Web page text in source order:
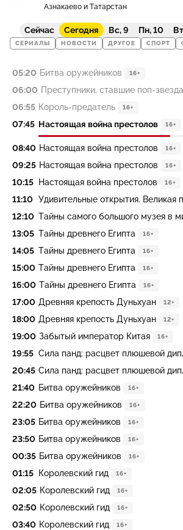
Азнакаево и Татарстан
Сейчас Сегодня Вс, 9 Пн, 10
СЕРИАЛЫ НОВОСТИ ДРУГОЕ СПОРТ
05:20 Битва оружейников 16+
06:00 Преступники, ставшие поп-
06:55 Король-предатель 16+
07:45 Настоящая война престолов 16+
08:40 Настоящая война престолов 16+
09:25 Настоящая война престолов 16+
10:15 Настоящая война престолов 16+
11:10 Удивительные открытия. Великая
12:10 Тайны самого большого музея в
13:05 Тайны древнего Египта 16+
14:05 Тайны древнего Египта 16+
15:00 Тайны древнего Египта 16+
16:00 Тайны древнего Египта 16+
17:00 Древняя крепость Дуньхуан 12+
18:00 Древняя крепость Дуньхуан 12+
19:00 Забытый император Китая 16+
19:55 Сила панд: расцвет плюшевой
20:45 Сила панд: расцвет плюшевой
21:40 Битва оружейников 16+
22:20 Битва оружейников 16+
23:05 Битва оружейников 16+
23:50 Битва оружейников 16+
00:35 Битва оружейников 16+
01:15 Королевский гид 16+
02:05 Королевский гид 16+
02:50 Королевский гид 16+
03:40 Королевский гид 16+